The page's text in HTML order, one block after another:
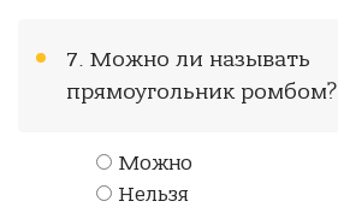
7. Можно ли называть
прямоугольник ромбом?
Можно
Нельзя